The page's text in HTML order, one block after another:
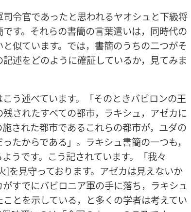
令官であったと思われるヤオシュと下級将
す。それらの書簡の言葉遣いは，同時代の
似ています。では，書簡のうちの二つがそ
述をどのように確証しているか，見てみま
う述べています。「そのときバビロンの王
されたすべての都市，ラキシュ，アゼカに
された都市であるこれらの都市が，ユダの
たからである」。ラキシュ書簡の一つも，
うです。こう記されています。「我々
見守っております。アゼカは見えないか
すでにバビロニア軍の手に落ち，ラキシュ
とを示している，と多くの学者は考えてい